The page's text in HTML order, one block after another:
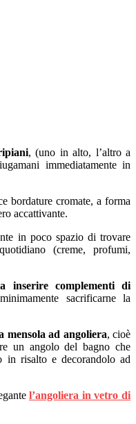
, (uno in alto, l’altro a
immediatamente in
bordature cromate, a forma
accattivante.
in poco spazio di trovare
(creme, profumi,
inserire complementi di
sacrificarne la
mensola ad angoliera, cioè
un angolo del bagno che
in risalto e decorandolo ad
l’angoliera in vetro di